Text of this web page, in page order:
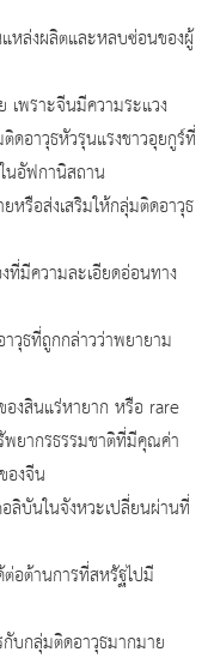
ผลิตและหลบซ่อนของผู้
ะจีนมีความระแวง
อาวุธหัวรุนแรงชาวอุยกูร์ที่
นอัฟกานิสถาน
ส่งเสริมให้กลุ่มติดอาวุธ
วามละเอียดอ่อนทาง
ถูกกล่าวว่าพยายาม
นแร่หายาก หรือ rare
ยากรธรรมชาติที่มีคุณค่า
องจีน
ในจังหวะเปลี่ยนผ่านที่
นการที่สหรัฐไปมี
ลุ่มติดอาวุธมากมาย